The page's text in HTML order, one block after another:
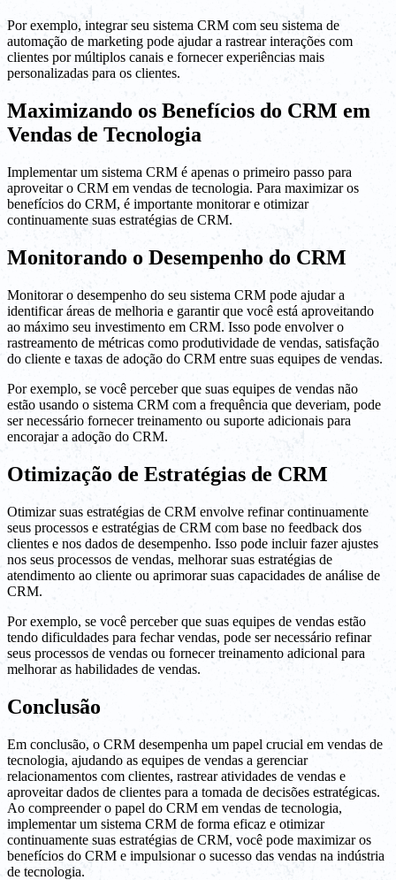
Por exemplo, integrar seu sistema CRM com seu sistema de
automação de marketing pode ajudar a rastrear interações com
clientes por múltiplos canais e fornecer experiências mais
personalizadas para os clientes.
Maximizando os Benefícios do CRM em
Vendas de Tecnologia
Implementar um sistema CRM é apenas o primeiro passo para
aproveitar o CRM em vendas de tecnologia. Para maximizar os
benefícios do CRM, é importante monitorar e otimizar
continuamente suas estratégias de CRM.
Monitorando o Desempenho do CRM
Monitorar o desempenho do seu sistema CRM pode ajudar a
identificar áreas de melhoria e garantir que você está aproveitando
ao máximo seu investimento em CRM. Isso pode envolver o
rastreamento de métricas como produtividade de vendas, satisfação
do cliente e taxas de adoção do CRM entre suas equipes de vendas.
Por exemplo, se você perceber que suas equipes de vendas não
estão usando o sistema CRM com a frequência que deveriam, pode
ser necessário fornecer treinamento ou suporte adicionais para
encorajar a adoção do CRM.
Otimização de Estratégias de CRM
Otimizar suas estratégias de CRM envolve refinar continuamente
seus processos e estratégias de CRM com base no feedback dos
clientes e nos dados de desempenho. Isso pode incluir fazer ajustes
nos seus processos de vendas, melhorar suas estratégias de
atendimento ao cliente ou aprimorar suas capacidades de análise de
CRM.
Por exemplo, se você perceber que suas equipes de vendas estão
tendo dificuldades para fechar vendas, pode ser necessário refinar
seus processos de vendas ou fornecer treinamento adicional para
melhorar as habilidades de vendas.
Conclusão
Em conclusão, o CRM desempenha um papel crucial em vendas de
tecnologia, ajudando as equipes de vendas a gerenciar
relacionamentos com clientes, rastrear atividades de vendas e
aproveitar dados de clientes para a tomada de decisões estratégicas.
Ao compreender o papel do CRM em vendas de tecnologia,
implementar um sistema CRM de forma eficaz e otimizar
continuamente suas estratégias de CRM, você pode maximizar os
benefícios do CRM e impulsionar o sucesso das vendas na indústria
de tecnologia.